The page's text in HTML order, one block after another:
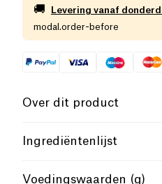
🚚 Levering vanaf
modal.order-before
Over dit product
Vegan
Ingrediëntenlijst
Voedingswaarden (g)